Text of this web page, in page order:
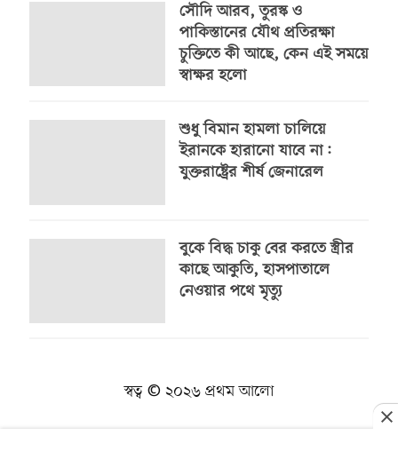
সৌদি আরব, তুরস্ক ও
পাকিস্তানের যৌথ প্রতিরক্ষা
চুক্তিতে কী আছে, কেন এই সময়ে
স্বাক্ষর হলো
শুধু বিমান হামলা চালিয়ে
ইরানকে হারানো যাবে না:
যুক্তরাষ্ট্রের শীর্ষ জেনারেল
বুকে বিদ্ধ চাকু বের করতে স্ত্রীর
কাছে আকুতি, হাসপাতালে
নেওয়ার পথে মৃত্যু
স্বত্ব © ২০২৬ প্রথম আলো